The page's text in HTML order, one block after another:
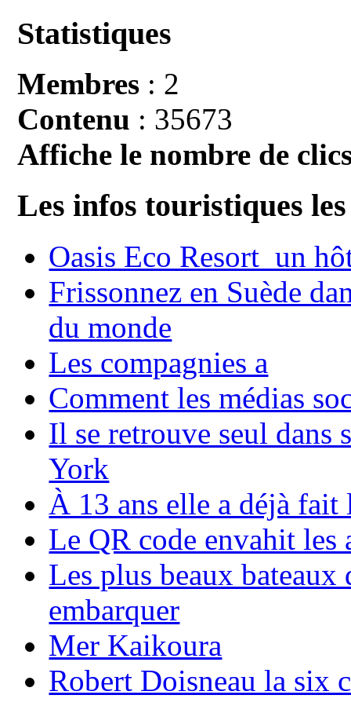
Statistiques
Membres : 2
Contenu : 35673
Affiche le nombre de
Les infos touristiques
Oasis Eco Resort un
Frissonnez en Suède
du monde
Les compagnies a
Comment les médias
Il se retrouve seul dans
York
À 13 ans elle a déjà
Le QR code envahit les
Les plus beaux bateaux
embarquer
Mer Kaikoura
Robert Doisneau la six